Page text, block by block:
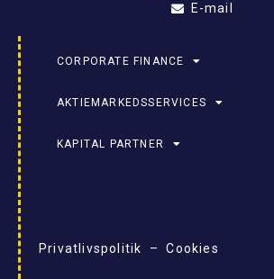
E-mail
CORPORATE FINANCE
AKTIEMARKEDSSERVICES
KAPITAL PARTNER
Privatlivspolitik – Cookies